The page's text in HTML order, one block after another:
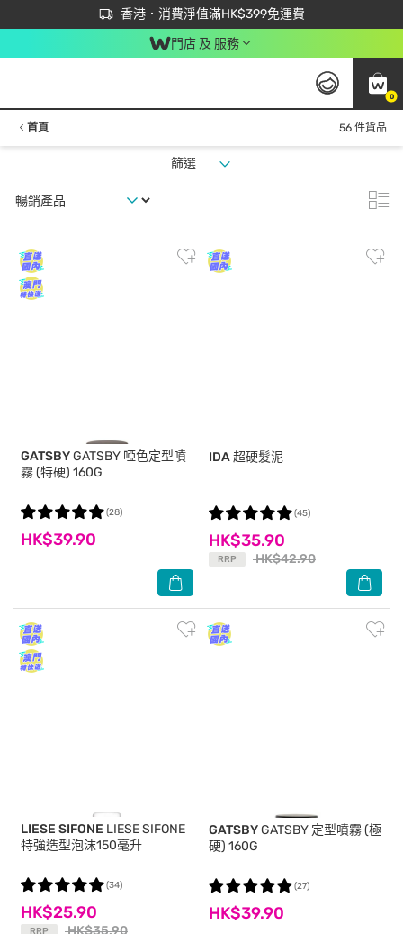
香港．消費淨值滿HK$399免運費
立即成為易賞錢會員盡享獨家優惠
首次APP下單買滿$450 輸入 NEWAPP 即減$50
門店 及 服務
0
首頁 56 件貨品
篩選
GATSBYGATSBY 啞色定型噴
霧 (特硬) 160G
HK$39.90
(28)
IDA超硬髮泥
HK$35.90
RRP HK$42.90
(45)
LIESE SIFONE LIESE SIFONE
特強造型泡沫150毫升
HK$25.90
RRP HK$35.90
(34)
GATSBYGATSBY 定型噴霧 (極
硬) 160G
HK$39.90
(27)